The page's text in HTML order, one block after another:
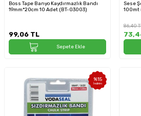
Boss Tape Banyo Kaydırmazlık Bandı
19mm*20cm 10 Adet (BT-03003)
99,06 TL
Sepete Ekle
Sese
100mt
86,40
%15
İndirim